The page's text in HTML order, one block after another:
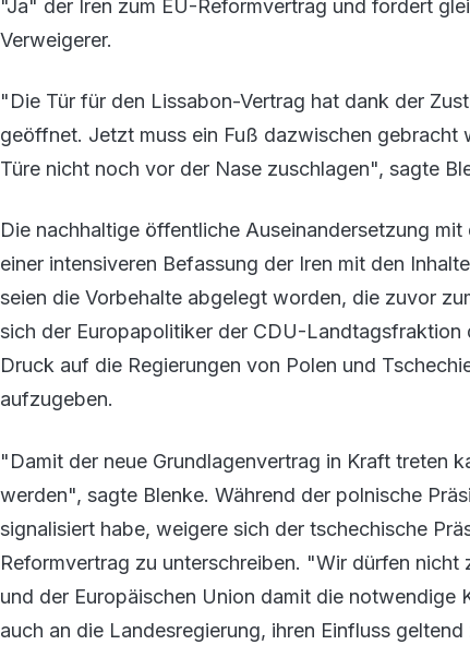
"Ja" der Iren zum EU-Reformvertrag und fordert
Verweigerer.
"Die Tür für den Lissabon-Vertrag hat dank der
geöffnet. Jetzt muss ein Fuß dazwischen gebracht
Türe nicht noch vor der Nase zuschlagen", sagte
Die nachhaltige öffentliche Auseinandersetzung
einer intensiveren Befassung der Iren mit den
seien die Vorbehalte abgelegt worden, die zuvor
sich der Europapolitiker der CDU-
Druck auf die Regierungen von Polen und
aufzugeben.
"Damit der neue Grundlagenvertrag in Kraft treten
werden", sagte Blenke. Während der polnische
signalisiert habe, weigere sich der tschechische
Reformvertrag zu unterschreiben. "Wir dürfen nicht
und der Europäischen Union damit die notwendige
auch an die Landesregierung, ihren Einfluss